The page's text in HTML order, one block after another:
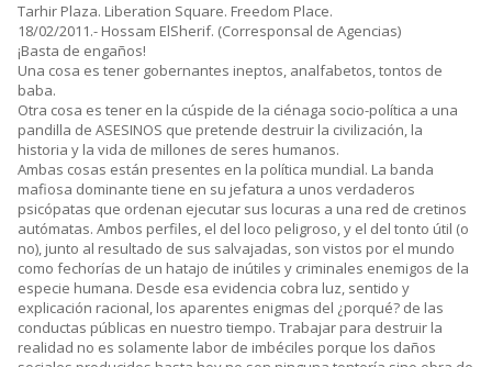
Tarhir Plaza. Liberation Square. Freedom Place.
18/02/2011.- Hossam ElSherif. (Corresponsal de Agencias)
¡Basta de engaños!
Una cosa es tener gobernantes ineptos, analfabetos, tontos de
baba.
Otra cosa es tener en la cúspide de la ciénaga socio-política a una
pandilla de ASESINOS que pretende destruir la civilización, la
historia y la vida de millones de seres humanos.
Ambas cosas están presentes en la política mundial. La banda
mafiosa dominante tiene en su jefatura a unos verdaderos
psicópatas que ordenan ejecutar sus locuras a una red de cretinos
autómatas. Ambos perfiles, el del loco peligroso, y el del tonto útil (o
no), junto al resultado de sus salvajadas, son vistos por el mundo
como fechorías de un hatajo de inútiles y criminales enemigos de la
especie humana. Desde esa evidencia cobra luz, sentido y
explicación racional, los aparentes enigmas del ¿porqué? de las
conductas públicas en nuestro tiempo. Trabajar para destruir la
realidad no es solamente labor de imbéciles porque los daños